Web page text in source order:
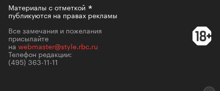
Материалы сотметкой
публикуются на правах рекламы
Все замечания и пожелания
присылайте
на webmaster@style.rbc.ru
Телефон редакции:
(495) 363-11-11